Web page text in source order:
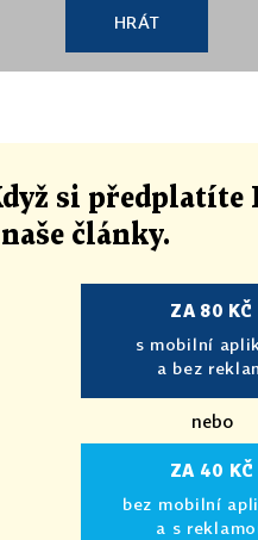
HRÁT
si předplatíte
články.
ZA 80 KČ
s mobilní
a bez
nebo
ZA 40 KČ
bez mobilní
a s